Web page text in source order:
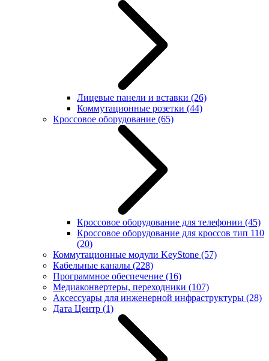
Лицевые панели и вставки (26)
Коммутационные розетки (44)
Кроссовое оборудование (65)
Кроссовое оборудование для телефонии (45)
Кроссовое оборудование для кроссов тип 110
(20)
Коммутационные модули KeyStone (57)
Кабельные каналы (228)
Программное обеспечение (16)
Медиаконвертеры, переходники (107)
Аксессуары для инженерной инфраструктуры (28)
Дата Центр (1)